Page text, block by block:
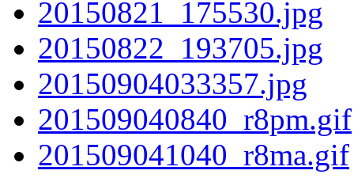
20150821_175530.jpg
20150822_193705.jpg
20150904033357.jpg
201509040840_r8pm.gif
201509041040_r8ma.gif